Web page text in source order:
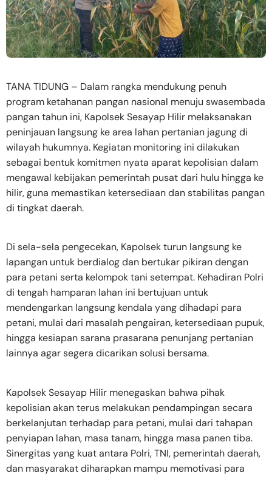
TANA TIDUNG – Dalam rangka mendukung penuh
program ketahanan pangan nasional menuju swasembada
pangan tahun ini, Kapolsek Sesayap Hilir melaksanakan
peninjauan langsung ke area lahan pertanian jagung di
wilayah hukumnya. Kegiatan monitoring ini dilakukan
sebagai bentuk komitmen nyata aparat kepolisian dalam
mengawal kebijakan pemerintah pusat dari hulu hingga ke
hilir, guna memastikan ketersediaan dan stabilitas pangan
di tingkat daerah.
Di sela-sela pengecekan, Kapolsek turun langsung ke
lapangan untuk berdialog dan bertukar pikiran dengan
para petani serta kelompok tani setempat. Kehadiran Polri
di tengah hamparan lahan ini bertujuan untuk
mendengarkan langsung kendala yang dihadapi para
petani, mulai dari masalah pengairan, ketersediaan pupuk,
hingga kesiapan sarana prasarana penunjang pertanian
lainnya agar segera dicarikan solusi bersama.
Kapolsek Sesayap Hilir menegaskan bahwa pihak
kepolisian akan terus melakukan pendampingan secara
berkelanjutan terhadap para petani, mulai dari tahapan
penyiapan lahan, masa tanam, hingga masa panen tiba.
Sinergitas yang kuat antara Polri, TNI, pemerintah daerah,
dan masyarakat diharapkan mampu memotivasi para